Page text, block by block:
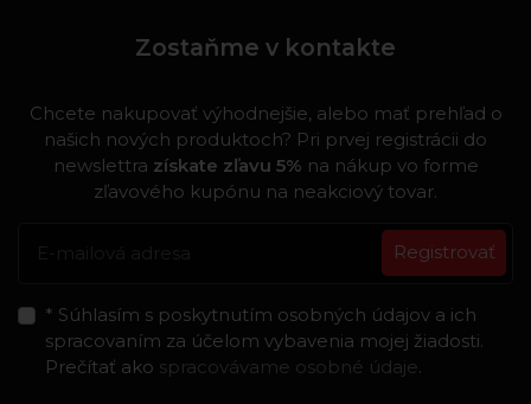
Zostaňme v kontakte
Chcete nakupovať výhodnejšie, alebo mať prehľad o
našich nových produktoch? Pri prvej registrácii do
newslettra získate zľavu 5% na nákup vo forme
zľavového kupónu na neakciový tovar.
Registrovať
* Súhlasím s poskytnutím osobných údajov a ich
spracovaním za účelom vybavenia mojej žiadosti.
Prečítať ako spracovávame osobné údaje.